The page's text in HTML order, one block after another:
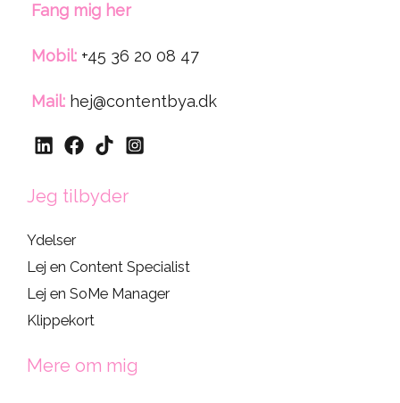
Fang mig her
Mobil: +45 36 20 08 47
Mail: hej@contentbya.dk
Jeg tilbyder
Ydelser
Lej en Content Specialist
Lej en SoMe Manager
Klippekort
Mere om mig